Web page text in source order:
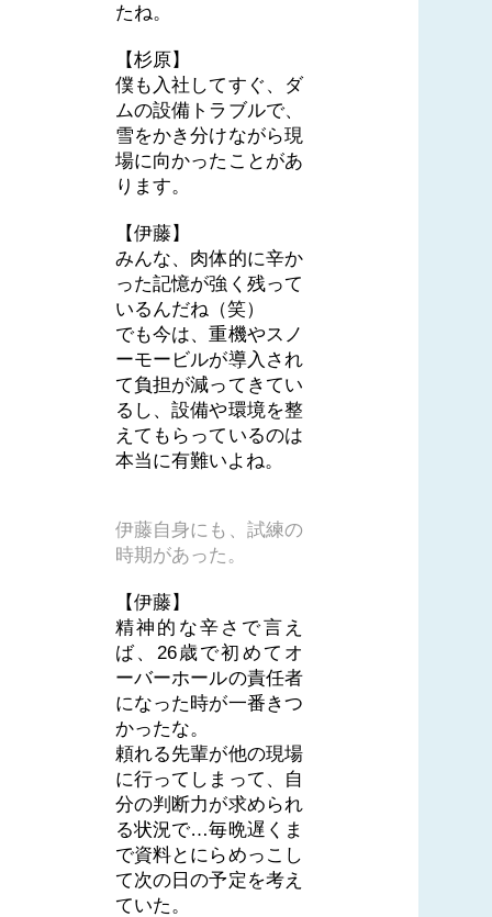
たね。
【杉原】
僕も入社してすぐ、ダ
ムの設備トラブルで、
雪をかき分けながら現
場に向かったことがあ
ります。
【伊藤】
みんな、肉体的に辛か
った記憶が強く残って
いるんだね（笑）
でも今は、重機やスノ
ーモービルが導入され
て負担が減ってきてい
るし、設備や環境を整
えてもらっているのは
本当に有難いよね。
伊藤自身にも、試練の
時期があった。
【伊藤】
精神的な辛さで言え
ば、26歳で初めてオ
ーバーホールの責任者
になった時が一番きつ
かったな。
頼れる先輩が他の現場
に行ってしまって、自
分の判断力が求められ
る状況で…毎晩遅くま
で資料とにらめっこし
て次の日の予定を考え
ていた。